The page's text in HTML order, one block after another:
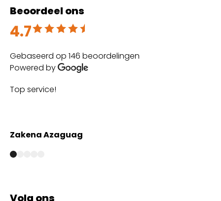
Beoordeel ons
4.7
Beoordeeld met 4.7 uit 5
Gebaseerd op 146 beoordelingen
Powered by
Top service!
Zakena Azaguag
Volg ons